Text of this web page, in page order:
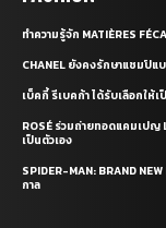
ทำความรู้จัก MATIÈRES
CHANEL ยังคงรักษาแชมป์
เบ็คกี้ รีเบคก้า ได้รับเลือกให้
ROSÉ ร่วมถ่ายทอดแคมเปญ
เป็นตัวเอง
SPIDER-MAN: BRAND
กาล